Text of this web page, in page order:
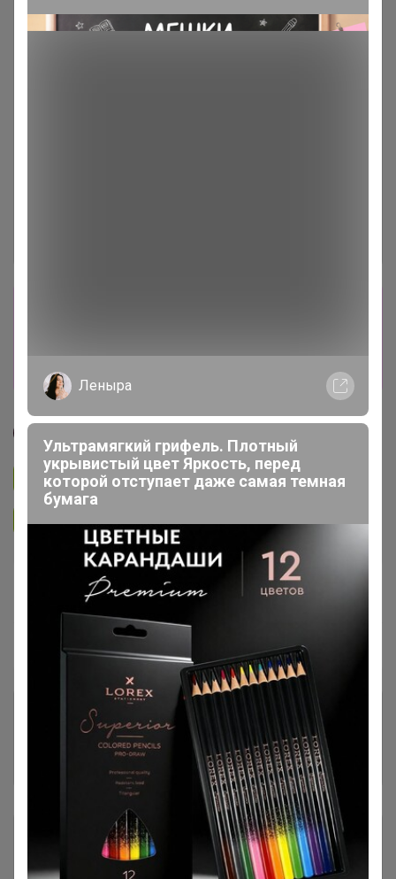
Подписаться на закупку 399
100 %
Пристрой 5 лотов
Комментарии к лотам 886
792
Описание
Леныра
Ультрамягкий грифель. Плотный
укрывистый цвет Яркость, перед
которой отступает даже самая темная
бумага